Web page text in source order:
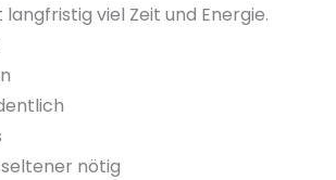
viel Zeit und Energie.
nötig